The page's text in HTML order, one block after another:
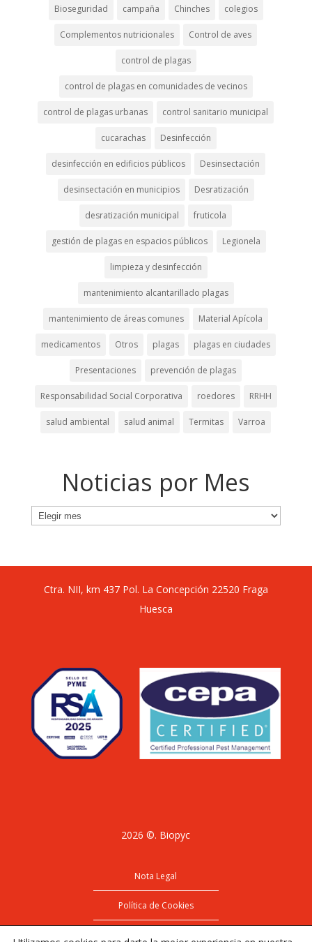
Bioseguridad campaña Chinches colegios
Complementos nutricionales Control de aves
control de plagas
control de plagas en comunidades de vecinos
control de plagas urbanas control sanitario municipal
cucarachas Desinfección
desinfección en edificios públicos Desinsectación
desinsectación en municipios Desratización
desratización municipal fruticola
gestión de plagas en espacios públicos Legionela
limpieza y desinfección
mantenimiento alcantarillado plagas
mantenimiento de áreas comunes Material Apícola
medicamentos Otros plagas plagas en ciudades
Presentaciones prevención de plagas
Responsabilidad Social Corporativa roedores RRHH
salud ambiental salud animal Termitas Varroa
Noticias por Mes
Noticias
Ctra. NII, km 437 Pol. La Concepción 22520 Fraga
Huesca
2026 ©. Biopyc
Nota Legal
Política de Cookies